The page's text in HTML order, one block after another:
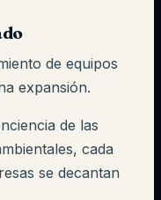
de equipos
expansión.
de las
cada
se decantan